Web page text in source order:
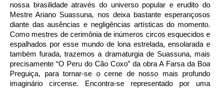
nossa brasilidade através do universo popular e erudito do
Mestre Ariano Suassuna, nos deixa bastante esperançosos
diante das ausências e negligências artísticas do momento.
Como mestres de cerimônia de inúmeros circos esquecidos e
espalhados por esse mundo de lona estrelada, ensolarada e
também furada, trazemos a dramaturgia de Suassuna, mais
precisamente “O Peru do Cão Coxo” da obra A Farsa da Boa
Preguiça, para tornar-se o cerne de nosso mais profundo
imaginário circense. Encontra-se representado por uma